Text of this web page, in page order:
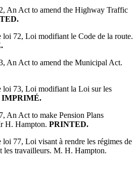
An Act to amend the Highway Traffic
loi 72, Loi modifiant le Code de la route.
An Act to amend the Municipal Act.
loi 73, Loi modifiant la Loi sur les
IMPRIMÉ.
An Act to make Pension Plans
H. Hampton. PRINTED.
77, Loi visant à rendre les régimes de
les travailleurs. M. H. Hampton.